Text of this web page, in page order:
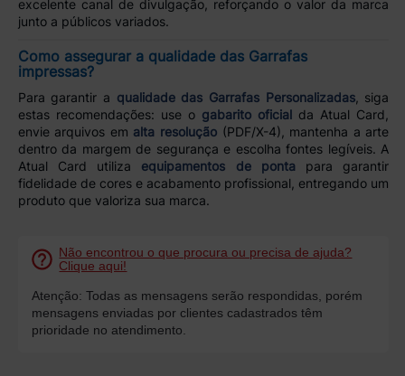
excelente canal de divulgação, reforçando o valor da marca
junto a públicos variados.
Como assegurar a qualidade das Garrafas
impressas?
Para garantir a qualidade das Garrafas Personalizadas, siga
estas recomendações: use o gabarito oficial da Atual Card,
envie arquivos em alta resolução (PDF/X-4), mantenha a arte
dentro da margem de segurança e escolha fontes legíveis. A
Atual Card utiliza equipamentos de pontapara garantir
fidelidade de cores e acabamento profissional, entregando um
produto que valoriza sua marca.
Não encontrou o que procura ou precisa de ajuda?
Clique aqui!
Atenção: Todas as mensagens serão respondidas, porém
mensagens enviadas por clientes cadastrados têm
prioridade no atendimento.